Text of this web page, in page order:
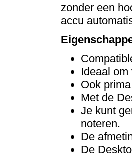
zonder een
accu
Ideaal
Ook
Met de
Je kunt
noteren.
De
De